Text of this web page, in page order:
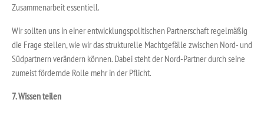
Zusammenarbeit essentiell.
Wir sollten uns in einer entwicklungspolitischen Partnerschaft regelmäßig
die Frage stellen, wie wir das strukturelle Machtgefälle zwischen Nord- und
Südpartnern verändern können. Dabei steht der Nord-Partner durch seine
zumeist fördernde Rolle mehr in der Pflicht.
7. Wissen teilen